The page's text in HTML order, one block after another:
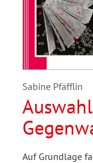
Sabine Pfäfflin
Auf Grundlage